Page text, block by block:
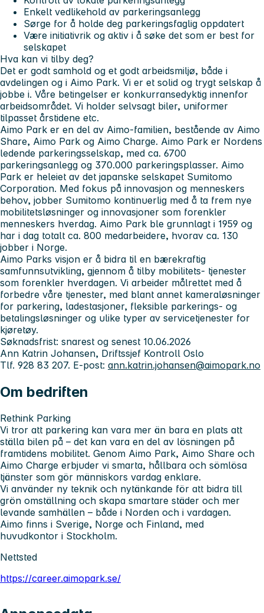
Enkelt vedlikehold av parkeringsanlegg
Sørge for å holde deg parkeringsfaglig oppdatert
Være initiativrik og aktiv i å søke det som er best for
selskapet
Hva kan vi tilby deg?
Det er godt samhold og et godt arbeidsmiljø, både i
avdelingen og i Aimo Park. Vi er et solid og trygt selskap å
jobbe i. Våre betingelser er konkurransedyktig innenfor
arbeidsområdet. Vi holder selvsagt biler, uniformer
tilpasset årstidene etc.
Aimo Park er en del av Aimo-familien, bestående av Aimo
Share, Aimo Park og Aimo Charge. Aimo Park er Nordens
ledende parkeringsselskap, med ca. 6700
parkeringsanlegg og 370.000 parkeringsplasser. Aimo
Park er heleiet av det japanske selskapet Sumitomo
Corporation. Med fokus på innovasjon og menneskers
behov, jobber Sumitomo kontinuerlig med å ta frem nye
mobilitetsløsninger og innovasjoner som forenkler
menneskers hverdag. Aimo Park ble grunnlagt i 1959 og
har i dag totalt ca. 800 medarbeidere, hvorav ca. 130
jobber i Norge.
Aimo Parks visjon er å bidra til en bærekraftig
samfunnsutvikling, gjennom å tilby mobilitets- tjenester
som forenkler hverdagen. Vi arbeider målrettet med å
forbedre våre tjenester, med blant annet kameraløsninger
for parkering, ladestasjoner, fleksible parkerings- og
betalingsløsninger og ulike typer av servicetjenester for
kjøretøy.
Søknadsfrist: snarest og senest 10.06.2026
Ann Katrin Johansen, Driftssjef Kontroll Oslo
Tlf. 928 83 207. E-post: ann.katrin.johansen@aimopark.no
Om bedriften
Rethink Parking
Vi tror att parkering kan vara mer än bara en plats att
ställa bilen på – det kan vara en del av lösningen på
framtidens mobilitet. Genom Aimo Park, Aimo Share och
Aimo Charge erbjuder vi smarta, hållbara och sömlösa
tjänster som gör människors vardag enklare.
Vi använder ny teknik och nytänkande för att bidra till
grön omställning och skapa smartare städer och mer
levande samhällen – både i Norden och i vardagen.
Aimo finns i Sverige, Norge och Finland, med
huvudkontor i Stockholm.
Nettsted
https://career.aimopark.se/